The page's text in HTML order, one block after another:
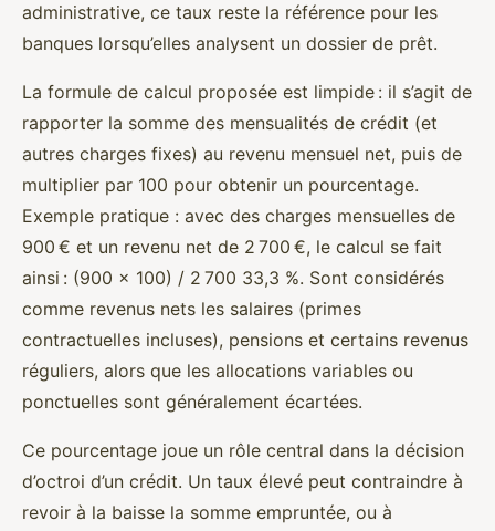
administrative, ce taux reste la référence pour les
banques lorsqu’elles analysent un dossier de prêt.
La formule de calcul proposée est limpide : il s’agit de
rapporter la somme des mensualités de crédit (et
autres charges fixes) au revenu mensuel net, puis de
multiplier par 100 pour obtenir un pourcentage.
Exemple pratique : avec des charges mensuelles de
900 € et un revenu net de 2 700 €, le calcul se fait
ainsi : (900 × 100) / 2 700 33,3 %. Sont considérés
comme revenus nets les salaires (primes
contractuelles incluses), pensions et certains revenus
réguliers, alors que les allocations variables ou
ponctuelles sont généralement écartées.
Ce pourcentage joue un rôle central dans la décision
d’octroi d’un crédit. Un taux élevé peut contraindre à
revoir à la baisse la somme empruntée, ou à